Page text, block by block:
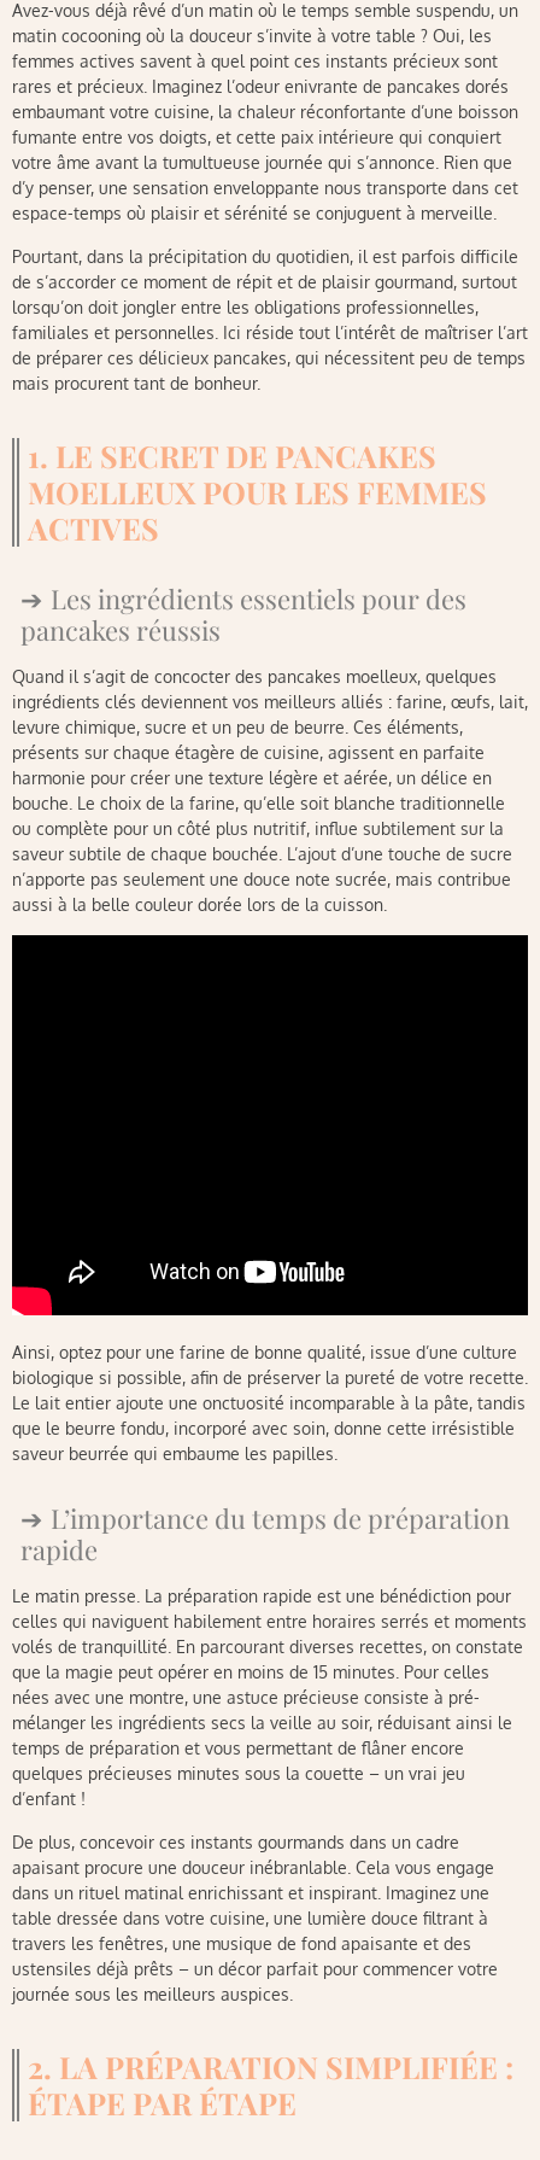
Avez-vous déjà rêvé d’un matin où le temps semble suspendu, un
matin cocooning où la douceur s’invite à votre table ? Oui, les
femmes actives savent à quel point ces instants précieux sont
rares et précieux. Imaginez l’odeur enivrante de pancakes dorés
embaumant votre cuisine, la chaleur réconfortante d’une boisson
fumante entre vos doigts, et cette paix intérieure qui conquiert
votre âme avant la tumultueuse journée qui s’annonce. Rien que
d’y penser, une sensation enveloppante nous transporte dans cet
espace-temps où plaisir et sérénité se conjuguent à merveille.
Pourtant, dans la précipitation du quotidien, il est parfois difficile
de s’accorder ce moment de répit et de plaisir gourmand, surtout
lorsqu’on doit jongler entre les obligations professionnelles,
familiales et personnelles. Ici réside tout l’intérêt de maîtriser l’art
de préparer ces délicieux pancakes, qui nécessitent peu de temps
mais procurent tant de bonheur.
1. LE SECRET DE PANCAKES
MOELLEUX POUR LES FEMMES
ACTIVES
Les ingrédients essentiels pour des
pancakes réussis
Quand il s’agit de concocter des pancakes moelleux, quelques
ingrédients clés deviennent vos meilleurs alliés : farine, œufs, lait,
levure chimique, sucre et un peu de beurre. Ces éléments,
présents sur chaque étagère de cuisine, agissent en parfaite
harmonie pour créer une texture légère et aérée, un délice en
bouche. Le choix de la farine, qu’elle soit blanche traditionnelle
ou complète pour un côté plus nutritif, influe subtilement sur la
saveur subtile de chaque bouchée. L’ajout d’une touche de sucre
n’apporte pas seulement une douce note sucrée, mais contribue
aussi à la belle couleur dorée lors de la cuisson.
Ainsi, optez pour une farine de bonne qualité, issue d’une culture
biologique si possible, afin de préserver la pureté de votre recette.
Le lait entier ajoute une onctuosité incomparable à la pâte, tandis
que le beurre fondu, incorporé avec soin, donne cette irrésistible
saveur beurrée qui embaume les papilles.
L’importance du temps de préparation
rapide
Le matin presse. La préparation rapide est une bénédiction pour
celles qui naviguent habilement entre horaires serrés et moments
volés de tranquillité. En parcourant diverses recettes, on constate
que la magie peut opérer en moins de 15 minutes. Pour celles
nées avec une montre, une astuce précieuse consiste à pré-
mélanger les ingrédients secs la veille au soir, réduisant ainsi le
temps de préparation et vous permettant de flâner encore
quelques précieuses minutes sous la couette – un vrai jeu
d’enfant !
De plus, concevoir ces instants gourmands dans un cadre
apaisant procure une douceur inébranlable. Cela vous engage
dans un rituel matinal enrichissant et inspirant. Imaginez une
table dressée dans votre cuisine, une lumière douce filtrant à
travers les fenêtres, une musique de fond apaisante et des
ustensiles déjà prêts – un décor parfait pour commencer votre
journée sous les meilleurs auspices.
2. LA PRÉPARATION SIMPLIFIÉE :
ÉTAPE PAR ÉTAPE